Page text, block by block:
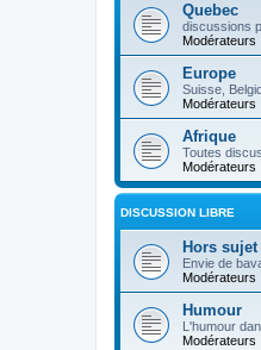
Quebec
discussions
Modérateurs :
Europe
Suisse,
Modérateurs :
Afrique
Toutes
Modérateurs :
DISCUSSION LIBRE
Hors sujet
Envie de
Modérateurs :
Humour
L'humour
Modérateurs :